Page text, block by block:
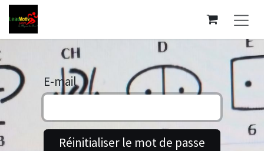
Se rendre au contenu
E-mail
Réinitialiser le mot de passe